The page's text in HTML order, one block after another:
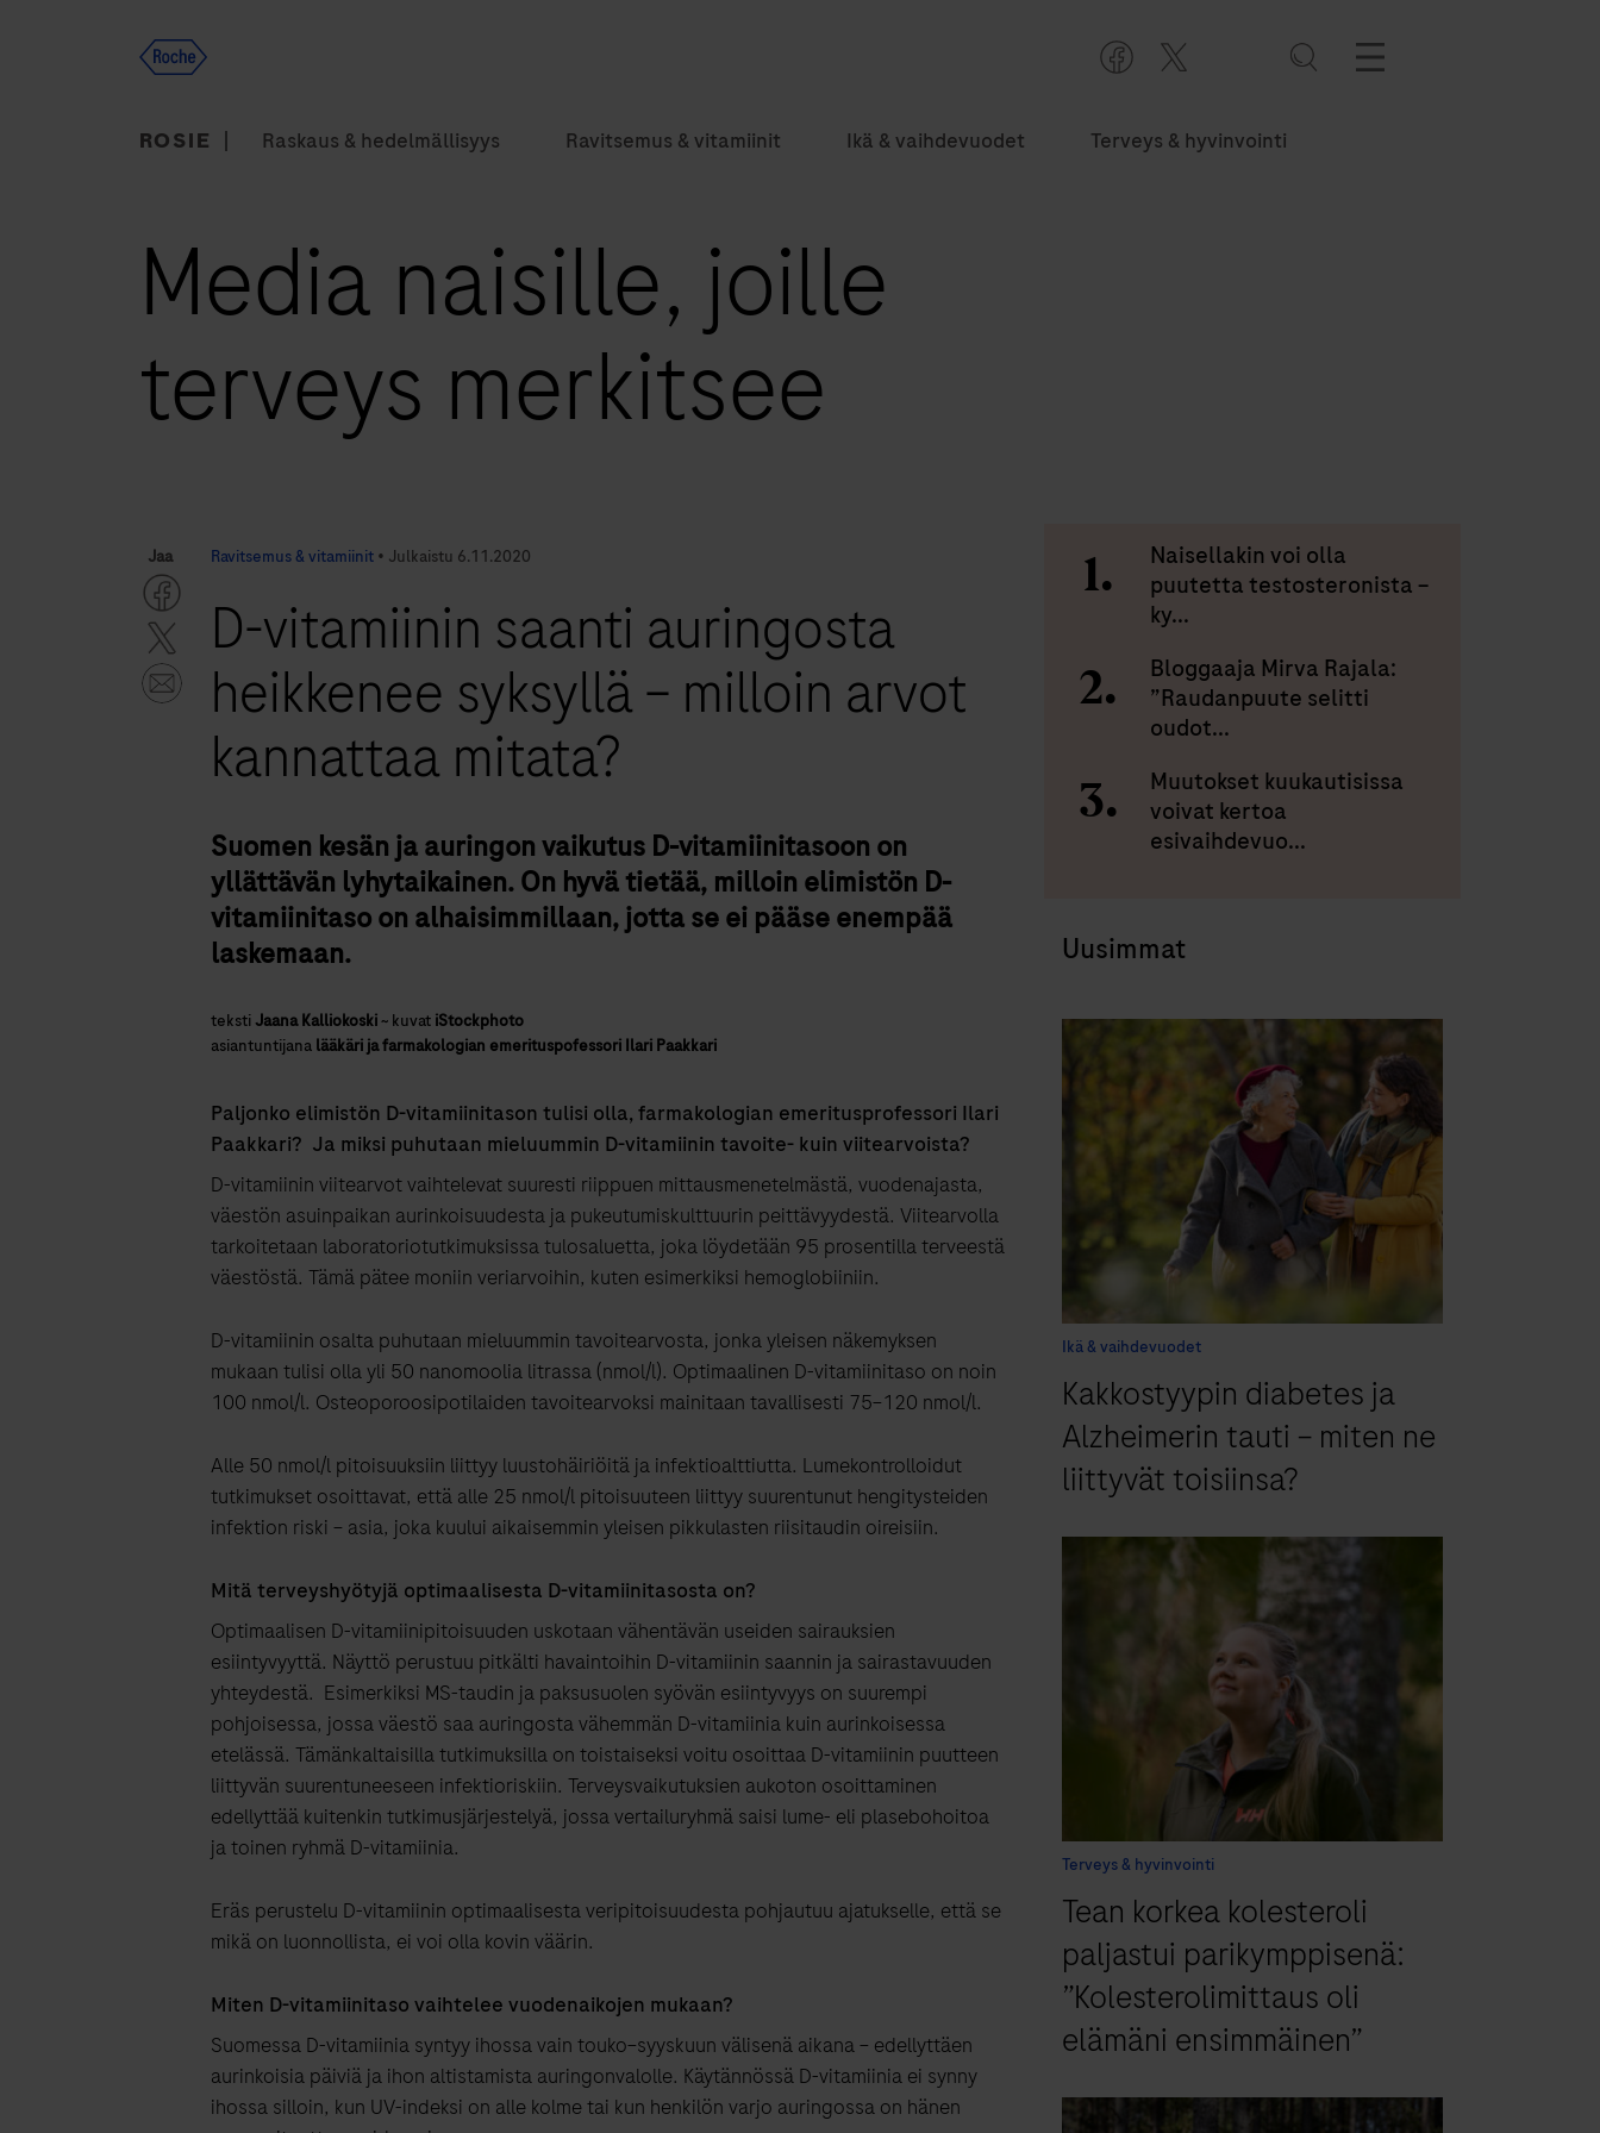
ROSIE Raskaus & hedelmällisyys Ravitsemus & vitamiinit Ikä & vaihdevuodet Terveys & hyvinvointi
Media naisille, joille
terveys merkitsee
Jaa Ravitsemus & vitamiinit• Julkaistu 6.11.2020
D-vitamiinin saanti auringosta
heikkenee syksyllä – milloin arvot
kannattaa mitata?
Suomen kesän ja auringon vaikutus D-vitamiinitasoon on
yllättävän lyhytaikainen. On hyvä tietää, milloin elimistön D-
vitamiinitaso on alhaisimmillaan, jotta se ei pääse enempää
laskemaan.
teksti Jaana Kalliokoski~ kuvat iStockphoto
asiantuntijana lääkäri ja farmakologian emerituspofessori Ilari Paakkari
Paljonko elimistön D-vitamiinitason tulisi olla, farmakologian emeritusprofessori Ilari
Paakkari? Ja miksi puhutaan mieluummin D-vitamiinin tavoite- kuin viitearvoista?
D-vitamiinin viitearvot vaihtelevat suuresti riippuen mittausmenetelmästä, vuodenajasta,
väestön asuinpaikan aurinkoisuudesta ja pukeutumiskulttuurin peittävyydestä. Viitearvolla
tarkoitetaan laboratoriotutkimuksissa tulosaluetta, joka löydetään 95 prosentilla terveestä
väestöstä. Tämä pätee moniin veriarvoihin, kuten esimerkiksi hemoglobiiniin.
D-vitamiinin osalta puhutaan mieluummin tavoitearvosta, jonka yleisen näkemyksen
mukaan tulisi olla yli 50 nanomoolia litrassa (nmol/l). Optimaalinen D-vitamiinitaso on noin
100 nmol/l. Osteoporoosipotilaiden tavoitearvoksi mainitaan tavallisesti 75−120 nmol/l.
Alle 50 nmol/l pitoisuuksiin liittyy luustohäiriöitä ja infektioalttiutta. Lumekontrolloidut
tutkimukset osoittavat, että alle 25 nmol/l pitoisuuteen liittyy suurentunut hengitysteiden
infektion riski – asia, joka kuului aikaisemmin yleisen pikkulasten riisitaudin oireisiin.
Mitä terveyshyötyjä optimaalisesta D-vitamiinitasosta on?
Optimaalisen D-vitamiinipitoisuuden uskotaan vähentävän useiden sairauksien
esiintyvyyttä. Näyttö perustuu pitkälti havaintoihin D-vitamiinin saannin ja sairastavuuden
yhteydestä. Esimerkiksi MS-taudin ja paksusuolen syövän esiintyvyys on suurempi
pohjoisessa, jossa väestö saa auringosta vähemmän D-vitamiinia kuin aurinkoisessa
etelässä. Tämänkaltaisilla tutkimuksilla on toistaiseksi voitu osoittaa D-vitamiinin puutteen
liittyvän suurentuneeseen infektioriskiin. Terveysvaikutuksien aukoton osoittaminen
edellyttää kuitenkin tutkimusjärjestelyä, jossa vertailuryhmä saisi lume- eli plasebohoitoa
ja toinen ryhmä D-vitamiinia.
Eräs perustelu D-vitamiinin optimaalisesta veripitoisuudesta pohjautuu ajatukselle, että se
mikä on luonnollista, ei voi olla kovin väärin.
Miten D-vitamiinitaso vaihtelee vuodenaikojen mukaan?
Suomessa D-vitamiinia syntyy ihossa vain touko−syyskuun välisenä aikana − edellyttäen
aurinkoisia päiviä ja ihon altistamista auringonvalolle. Käytännössä D-vitamiinia ei synny
ihossa silloin, kun UV-indeksi on alle kolme tai kun henkilön varjo auringossa on hänen
Naisellakin voi olla
puutetta testosteronista –
ky...
Bloggaaja Mirva Rajala:
”Raudanpuute selitti
oudot...
Muutokset kuukautisissa
voivat kertoa
esivaihdevuo...
Uusimmat
Ikä & vaihdevuodet
Kakkostyypin diabetes ja
Alzheimerin tauti – miten ne
liittyvät toisiinsa?
Terveys & hyvinvointi
Tean korkea kolesteroli
paljastui parikymppisenä:
”Kolesterolimittaus oli
elämäni ensimmäinen”